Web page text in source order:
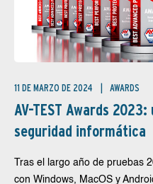
11 DE MARZO DE 2024 AWARDS
AV-TEST Awards
seguridad informática
Tras el largo año de pruebas
con Windows, MacOS y